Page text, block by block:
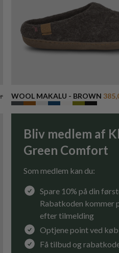
WOOL MAKALU - BROWN
Bliv medlem af
Green Comfort
Som medlem kan du:
Spare 10% på din
Rabatkoden kommer
efter tilmelding
Optjene point ved køb
Få tilbud og